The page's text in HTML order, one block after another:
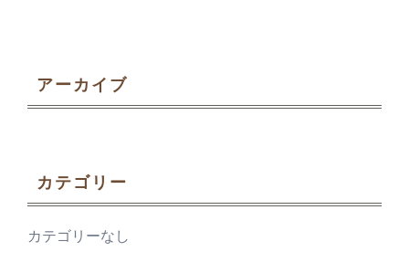
アーカイブ
カテゴリー
カテゴリーなし